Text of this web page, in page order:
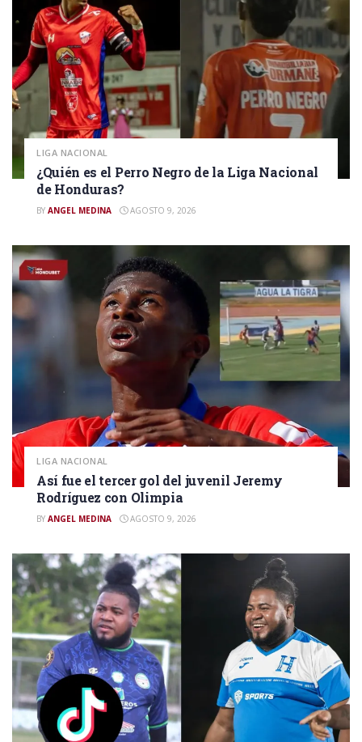
LIGA NACIONAL
¿Quién es el Perro Negro de la Liga Nacional
de Honduras?
BY ANGEL MEDINA AGOSTO 9, 2026
LIGA NACIONAL
Así fue el tercer gol del juvenil Jeremy
Rodríguez con Olimpia
BY ANGEL MEDINA AGOSTO 9, 2026